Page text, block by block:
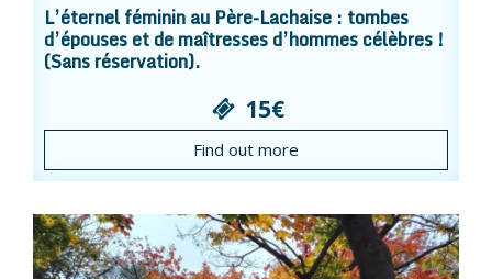
L’éternel féminin au Père-Lachaise : tombes
d’épouses et de maîtresses d’hommes célèbres !
(Sans réservation).
15€
Find out more